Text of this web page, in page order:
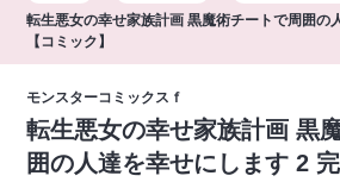
転生悪女の幸せ家族計画 黒魔術チートで周囲の
【コミック】
モンスターコミックスｆ
転生悪女の幸せ家族計画 黒
囲の人達を幸せにします 2